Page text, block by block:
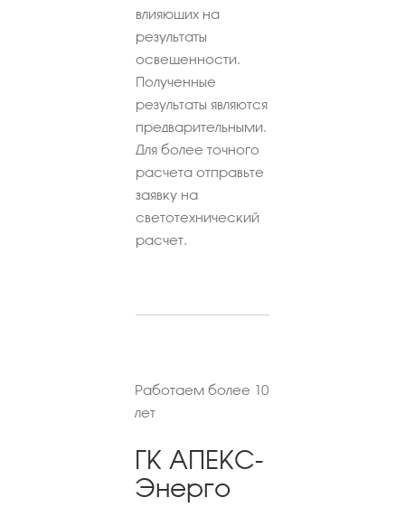
влияющих на
результаты
освещенности.
Полученные
результаты являются
предварительными.
Для более точного
расчета отправьте
заявку на
светотехнический
расчет.
Работаем более 10
лет
ГК АПЕКС-
Энерго